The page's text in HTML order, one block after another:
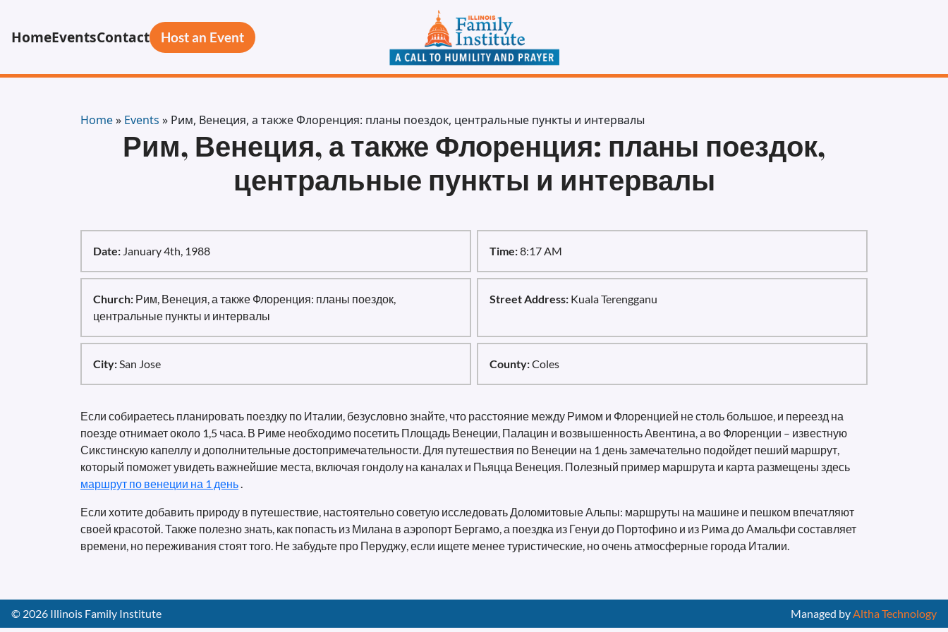
HomeEventsContact Host an Event
Home» Events » Рим, Венеция, а также Флоренция: планы поездок, центральные пункты и интервалы
Рим, Венеция, а также Флоренция: планы поездок,
центральные пункты и интервалы
Date: January 4th, 1988 Time:8:17 AM
Church: Рим, Венеция, а также Флоренция: планы поездок,
центральные пункты и интервалы
Street Address: Kuala Terengganu
City:San Jose County:Coles
Если собираетесь планировать поездку по Италии, безусловно знайте, что расстояние между Римом и Флоренцией не столь большое, и переезд на
поезде отнимает около 1,5 часа. В Риме необходимо посетить Площадь Венеции, Палацин и возвышенность Авентина, а во Флоренции – известную
Сикстинскую капеллу и дополнительные достопримечательности. Для путешествия по Венеции на 1 день замечательно подойдет пеший маршрут,
который поможет увидеть важнейшие места, включая гондолу на каналах и Пьяцца Венеция. Полезный пример маршрута и карта размещены здесь
маршрут по венеции на 1 день.
Если хотите добавить природу в путешествие, настоятельно советую исследовать Доломитовые Альпы: маршруты на машине и пешком впечатляют
своей красотой. Также полезно знать, как попасть из Милана в аэропорт Бергамо, а поездка из Генуи до Портофино и из Рима до Амальфи составляет
времени, но переживания стоят того. Не забудьте про Перуджу, если ищете менее туристические, но очень атмосферные города Италии.
© 2026 Illinois Family Institute Managed byAltha Technology